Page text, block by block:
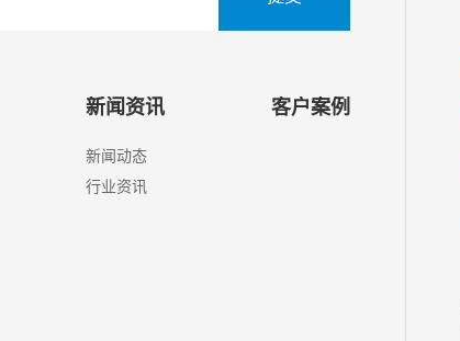
新闻资讯
新闻动态
行业资讯
客户案例